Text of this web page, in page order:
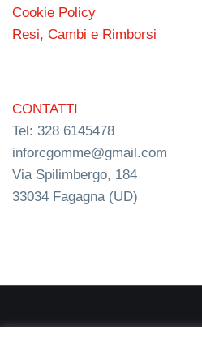
Cookie Policy
Resi, Cambi e Rimborsi
CONTATTI
Tel: 328 6145478
inforcgomme@gmail.com
Via Spilimbergo, 184
33034 Fagagna (UD)